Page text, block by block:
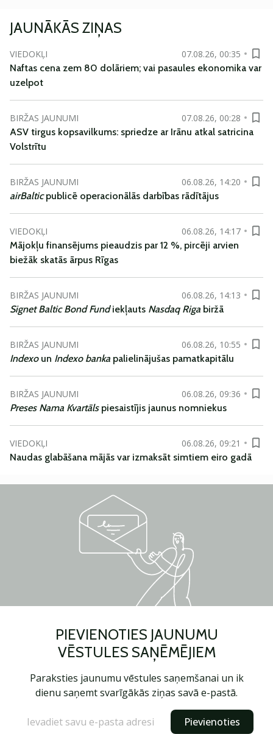
JAUNĀKĀS ZIŅAS
VIEDOKĻI
07.08.26, 00:35
Naftas cena zem 80 dolāriem; vai pasaules ekonomika var
uzelpot
BIRŽAS JAUNUMI
07.08.26, 00:28
ASV tirgus kopsavilkums: spriedze ar Irānu atkal satricina
Volstrītu
BIRŽAS JAUNUMI
06.08.26, 14:20
airBalticpublicē operacionālās darbības rādītājus
VIEDOKĻI
06.08.26, 14:17
Mājokļu finansējums pieaudzis par 12 %, pircēji arvien
biežāk skatās ārpus Rīgas
BIRŽAS JAUNUMI
06.08.26, 14:13
Signet Baltic Bond Fundiekļauts Nasdaq Riga biržā
BIRŽAS JAUNUMI
06.08.26, 10:55
Indexoun Indexo banka palielinājušas pamatkapitālu
BIRŽAS JAUNUMI
06.08.26, 09:36
Preses Nama Kvartāls piesaistījis jaunus nomniekus
VIEDOKĻI
06.08.26, 09:21
Naudas glabāšana mājās var izmaksāt simtiem eiro gadā
PIEVIENOTIES JAUNUMU
VĒSTULES SAŅĒMĒJIEM
Paraksties jaunumu vēstules saņemšanai un ik
dienu saņemt svarīgākās ziņas savā e-pastā.
Pievienoties